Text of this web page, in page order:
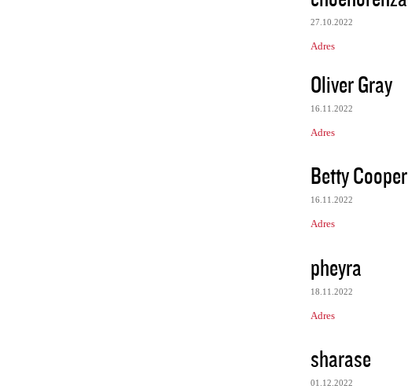
27.10.2022
Adres
Oliver Gray
16.11.2022
Adres
Betty Cooper
16.11.2022
Adres
pheyra
18.11.2022
Adres
sharase
01.12.2022